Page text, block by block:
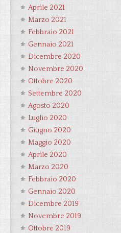
Aprile 2021
Marzo 2021
Febbraio 2021
Gennaio 2021
Dicembre 2020
Novembre 2020
Ottobre 2020
Settembre 2020
Agosto 2020
Luglio 2020
Giugno 2020
Maggio 2020
Aprile 2020
Marzo 2020
Febbraio 2020
Gennaio 2020
Dicembre 2019
Novembre 2019
Ottobre 2019